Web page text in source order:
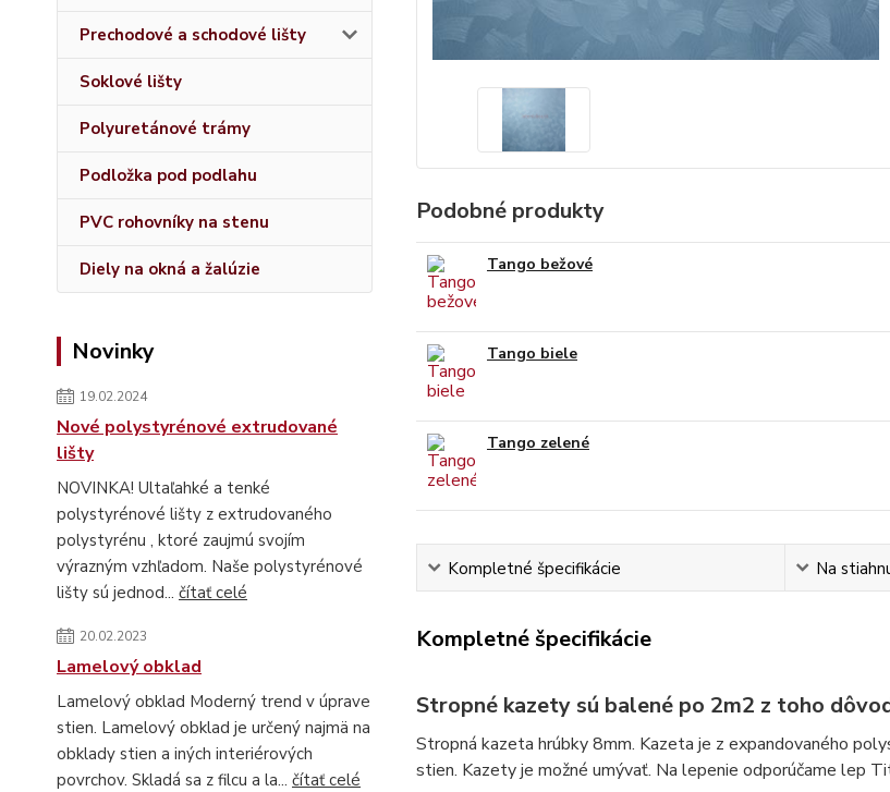
Prechodové a schodové lišty
Soklové lišty
Polyuretánové trámy
Podložka pod podlahu
PVC rohovníky na stenu
Diely na okná a žalúzie
Novinky
19.02.2024
Nové polystyrénové extrudované
lišty
NOVINKA! Ultaľahké a tenké
polystyrénové lišty z extrudovaného
polystyrénu , ktoré zaujmú svojím
výrazným vzhľadom. Naše polystyrénové
lišty sú jednod... čítať celé
20.02.2023
Lamelový obklad
Lamelový obklad Moderný trend v úprave
stien. Lamelový obklad je určený najmä na
obklady stien a iných interiérových
povrchov. Skladá sa z filcu a la... čítať celé
Podobné produkty
Tango bežové
Tango biele
Tango zelené
Kompletné špecifikácie Na
Kompletné špecifikácie
Stropné kazety sú balené po 2m2 z toho
Stropná kazeta hrúbky 8mm. Kazeta je z expandovaného
stien. Kazety je možné umývať. Na lepenie odporúčame lep